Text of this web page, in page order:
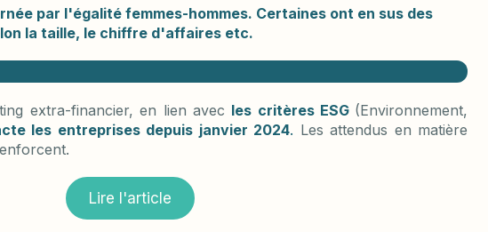
par l'égalité femmes-hommes. Certaines ont en sus des
la taille, le chiffre d'affaires etc.
extra-financier, en lien avec les critères ESG (Environnement,
les entreprises depuis janvier 2024. Les attendus en matière
Lire l'article